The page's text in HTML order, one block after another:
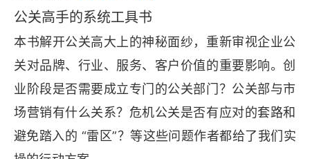
1.4.4 故事思维
1.4.6 公关职业长跑
第2章 内容生产
2.1 核心信息
公关高手的系统工具书
本书解开公关高大上的神秘面纱，重新审视企业公
关对品牌、行业、服务、客户价值的重要影响。创
业阶段是否需要成立专门的公关部门？公关部与市
场营销有什么关系？危机公关是否有应对的套路和
避免踏入的 “雷区”？等这些问题作者都给了我们实